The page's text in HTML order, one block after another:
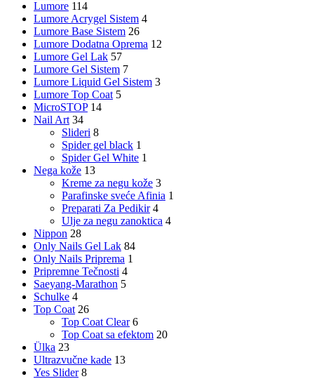
Lumore 114
Lumore Acrygel Sistem 4
Lumore Base Sistem 26
Lumore Dodatna Oprema 12
Lumore Gel Lak 57
Lumore Gel Sistem 7
Lumore Liquid Gel Sistem 3
Lumore Top Coat 5
MicroSTOP 14
Nail Art 34
Slideri 8
Spider gel black 1
Spider Gel White 1
Nega kože 13
Kreme za negu kože 3
Parafinske sveće Afinia 1
Preparati Za Pedikir 4
Ulje za negu zanoktica 4
Nippon 28
Only Nails Gel Lak 84
Only Nails Priprema 1
Pripremne Tečnosti 4
Saeyang-Marathon 5
Schulke 4
Top Coat 26
Top Coat Clear 6
Top Coat sa efektom 20
Ülka 23
Ultrazvučne kade 13
Yes Slider 8